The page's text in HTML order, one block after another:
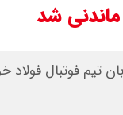
شد
تیم فوتبال فولاد